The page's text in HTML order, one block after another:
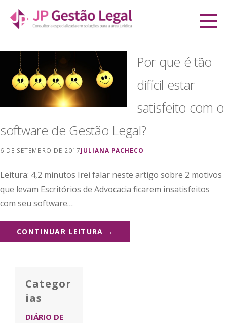
direto
o
conteúdo
Por que é tão
difícil estar
satisfeito com o
software de Gestão Legal?
6 DE SETEMBRO DE 2017JULIANA PACHECO
Leitura: 4,2 minutos Irei falar neste artigo sobre 2 motivos
que levam Escritórios de Advocacia ficarem insatisfeitos
com seu software…
CONTINUAR LEITURA →
Categor
ias
DIÁRIO DE